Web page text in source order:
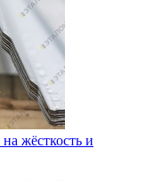
жёсткость и